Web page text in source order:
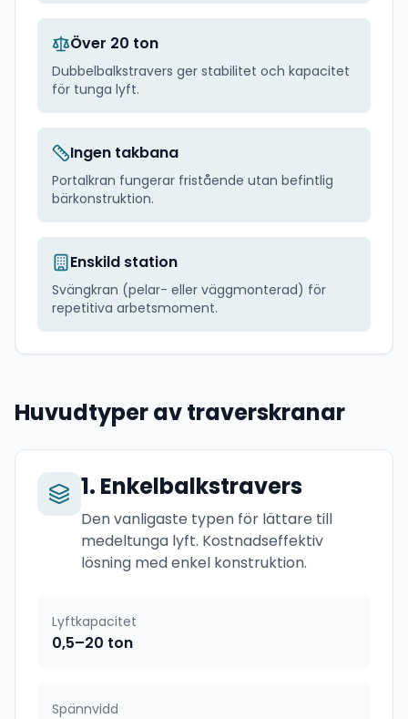
Över 20 ton
Dubbelbalkstravers ger stabilitet och kapacitet
för tunga lyft.
Ingen takbana
Portalkran fungerar fristående utan befintlig
bärkonstruktion.
Enskild station
Svängkran (pelar- eller väggmonterad) för
repetitiva arbetsmoment.
Huvudtyper av traverskranar
1. Enkelbalkstravers
Den vanligaste typen för lättare till
medeltunga lyft. Kostnadseffektiv
lösning med enkel konstruktion.
Lyftkapacitet
0,5–20 ton
Spännvidd